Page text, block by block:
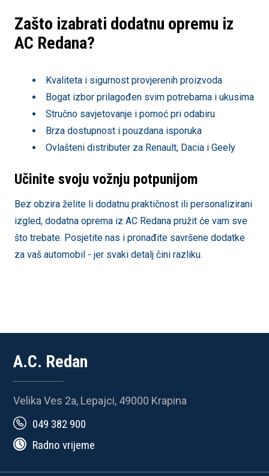
Zašto izabrati dodatnu opremu iz
AC Redana?
Kvaliteta i sigurnost provjerenih proizvoda
Bogat izbor prilagođen svim potrebama i ukusima
Stručno savjetovanje i pomoć pri odabiru
Brza dostupnost i pouzdana isporuka
Ovlašteni distributer za Renault, Dacia i Geely
Učinite svoju vožnju potpunijom
Bez obzira želite li dodatnu praktičnost ili personalizirani
izgled, dodatna oprema iz AC Redana pružit će vam sve
što trebate. Posjetite nas i pronađite savršene dodatke
za vaš automobil - jer svaki detalj čini razliku.
A.C. Redan
Velika Ves 2a, Lepajci, 49000 Krapina
049 382 900
Radno vrijeme